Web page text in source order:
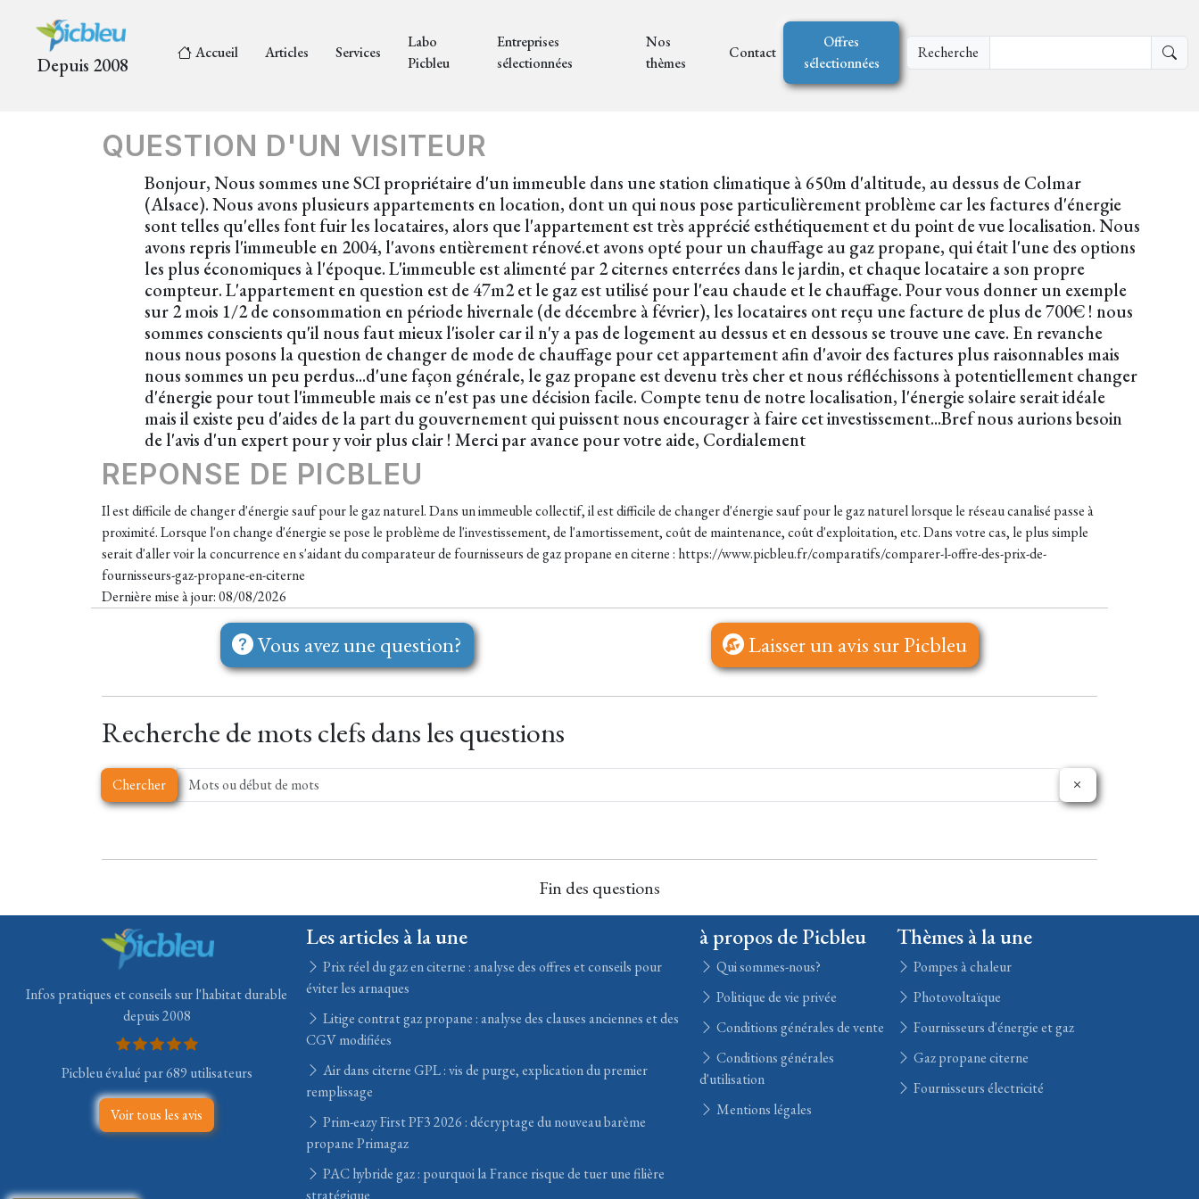
Depuis 2008
Accueil Articles Services
Labo
Picbleu
Entreprises
sélectionnées
Nos
thèmes
Contact
Offres
sélectionnées
Recherche
QUESTION D'UN VISITEUR
Bonjour, Nous sommes une SCI propriétaire d'un immeuble dans une station climatique à 650m d'altitude, au dessus de Colmar
(Alsace). Nous avons plusieurs appartements en location, dont un qui nous pose particulièrement problème car les factures d'énergie
sont telles qu'elles font fuir les locataires, alors que l'appartement est très apprécié esthétiquement et du point de vue localisation. Nous
avons repris l'immeuble en 2004, l'avons entièrement rénové.et avons opté pour un chauffage au gaz propane, qui était l'une des options
les plus économiques à l'époque. L'immeuble est alimenté par 2 citernes enterrées dans le jardin, et chaque locataire a son propre
compteur. L'appartement en question est de 47m2 et le gaz est utilisé pour l'eau chaude et le chauffage. Pour vous donner un exemple
sur 2 mois 1/2 de consommation en période hivernale (de décembre à février), les locataires ont reçu une facture de plus de 700€ ! nous
sommes conscients qu'il nous faut mieux l'isoler car il n'y a pas de logement au dessus et en dessous se trouve une cave. En revanche
nous nous posons la question de changer de mode de chauffage pour cet appartement afin d'avoir des factures plus raisonnables mais
nous sommes un peu perdus...d'une façon générale, le gaz propane est devenu très cher et nous réfléchissons à potentiellement changer
d'énergie pour tout l'immeuble mais ce n'est pas une décision facile. Compte tenu de notre localisation, l'énergie solaire serait idéale
mais il existe peu d'aides de la part du gouvernement qui puissent nous encourager à faire cet investissement...Bref nous aurions besoin
de l'avis d'un expert pour y voir plus clair ! Merci par avance pour votre aide, Cordialement
REPONSE DE PICBLEU
Il est difficile de changer d'énergie sauf pour le gaz naturel. Dans un immeuble collectif, il est difficile de changer d'énergie sauf pour le gaz naturel lorsque le réseau canalisé passe à
proximité. Lorsque l'on change d'énergie se pose le problème de l'investissement, de l'amortissement, coût de maintenance, coût d'exploitation, etc. Dans votre cas, le plus simple
serait d'aller voir la concurrence en s'aidant du comparateur de fournisseurs de gaz propane en citerne : https://www.picbleu.fr/comparatifs/comparer-l-offre-des-prix-de-
fournisseurs-gaz-propane-en-citerne
Dernière mise à jour: 08/08/2026
Vous avez une question? Laisser un avis sur Picbleu
Recherche de mots clefs dans les questions
Chercher
Fin des questions
Infos pratiques et conseils sur l'habitat durable
depuis 2008
Picbleu évalué par 689 utilisateurs
Voir tous les avis
Les articles à la une
Prix réel du gaz en citerne : analyse des offres et conseils pour
éviter les arnaques
Litige contrat gaz propane : analyse des clauses anciennes et des
CGV modifiées
Air dans citerne GPL : vis de purge, explication du premier
remplissage
Prim-eazy First PF3 2026 : décryptage du nouveau barème
propane Primagaz
PAC hybride gaz : pourquoi la France risque de tuer une filière
stratégique
à propos de Picbleu
Qui sommes-nous?
Politique de vie privée
Conditions générales de vente
Conditions générales
d'utilisation
Mentions légales
Thèmes à la une
Pompes à chaleur
Photovoltaïque
Fournisseurs d'énergie et gaz
Gaz propane citerne
Fournisseurs électricité